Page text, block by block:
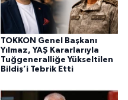
TOKKON Genel Başkanı
Yılmaz, YAŞ Kararlarıyla
Tuğgeneralliğe Yükseltilen
Bildiş’i Tebrik Etti